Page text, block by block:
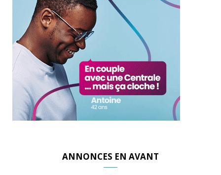
ANNONCES EN AVANT